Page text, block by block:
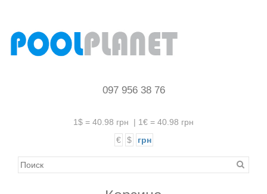
097 956 38 76
1$ = 40.98 грн | 1€ = 40.98 грн
€
$ грн